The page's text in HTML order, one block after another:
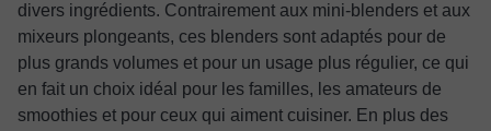
divers ingrédients. Contrairement aux mini-blenders et aux
mixeurs plongeants, ces blenders sont adaptés pour de
plus grands volumes et pour un usage plus régulier, ce qui
en fait un choix idéal pour les familles, les amateurs de
smoothies et pour ceux qui aiment cuisiner. En plus des